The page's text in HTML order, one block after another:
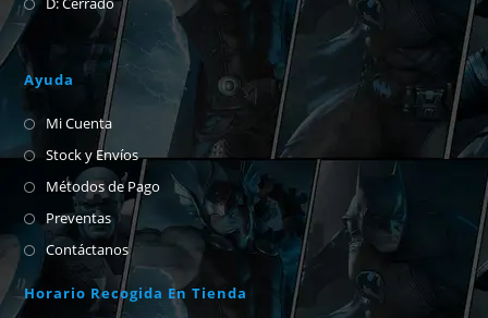
Ayuda
Mi Cuenta
Stock y Envíos
Métodos de Pago
Preventas
Contáctanos
Horario Recogida En Tienda